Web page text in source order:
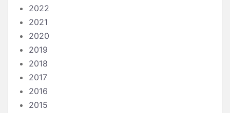
2022
2021
2020
2019
2018
2017
2016
2015